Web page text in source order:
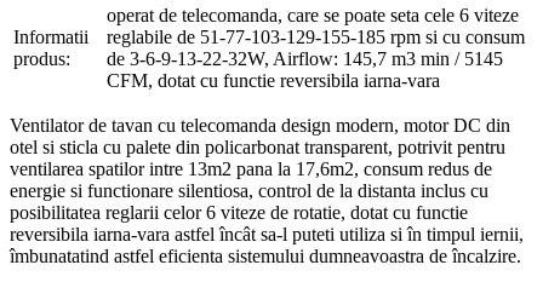
Informatii
produs:
operat de telecomanda, care se poate seta cele 6 viteze
reglabile de 51-77-103-129-155-185 rpm si cu consum
de 3-6-9-13-22-32W, Airflow: 145,7 m3 min / 5145
CFM, dotat cu functie reversibila iarna-vara
Ventilator de tavan cu telecomanda design modern, motor DC din
otel si sticla cu palete din policarbonat transparent, potrivit pentru
ventilarea spatilor intre 13m2 pana la 17,6m2, consum redus de
energie si functionare silentiosa, control de la distanta inclus cu
posibilitatea reglarii celor 6 viteze de rotatie, dotat cu functie
reversibila iarna-vara astfel încât sa-l puteti utiliza si în timpul iernii,
îmbunatatind astfel eficienta sistemului dumneavoastra de încalzire.